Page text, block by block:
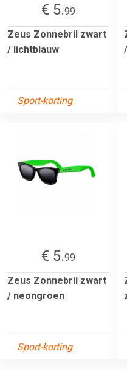
€ 5.99
Zeus Zonnebril zwart
/ lichtblauw
Sport-korting
€ 5.99
Zeus Zonnebril zwart
/ neongroen
Sport-korting